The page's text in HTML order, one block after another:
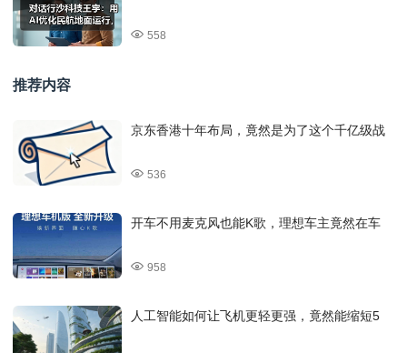
558
推荐内容
京东香港十年布局，竟然是为了这个千亿级战
536
开车不用麦克风也能K歌，理想车主竟然在车
958
人工智能如何让飞机更轻更强，竟然能缩短5